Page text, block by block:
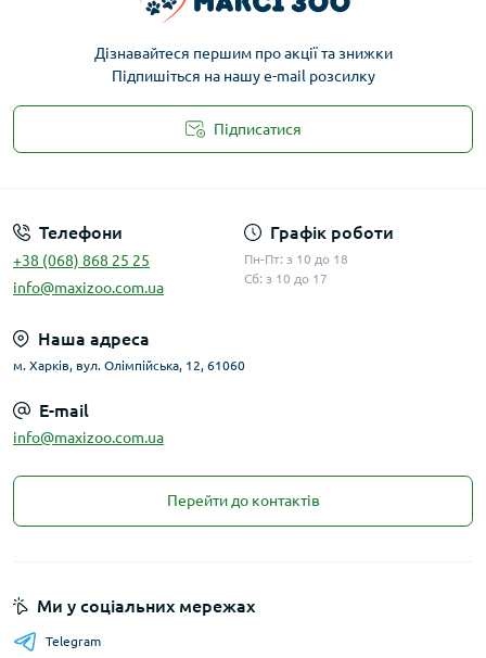
Дізнавайтеся першим про акції та знижки
Підпишіться на нашу e-mail розсилку
Підписатися
Телефони
+38 (068) 868 25 25
info@maxizoo.com.ua
Графік роботи
Пн-Пт: з 10 до 18
Сб: з 10 до 17
Наша адреса
м. Харків, вул. Олімпійська, 12, 61060
E-mail
info@maxizoo.com.ua
Перейти до контактів
Ми у соціальних мережах
Telegram